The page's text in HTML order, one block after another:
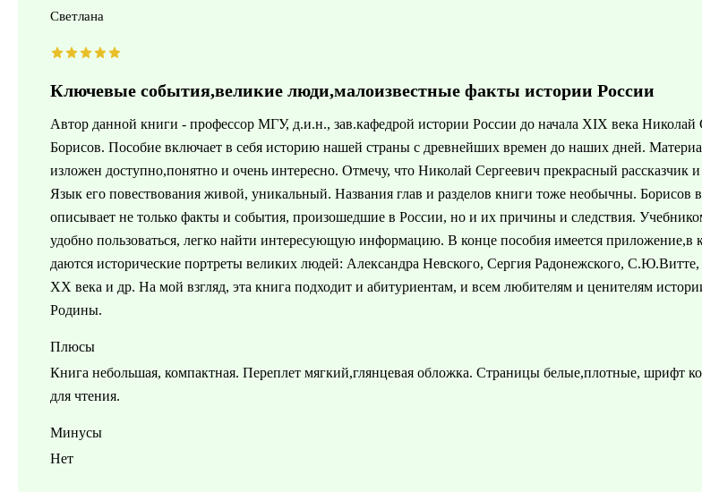
Светлана
Ключевые события,великие люди,малоизвестные факты истории России
Автор данной книги - профессор МГУ, д.и.н., зав.кафедрой истории России до начала XIX века Николай
Борисов. Пособие включает в себя историю нашей страны с древнейших времен до наших дней.
изложен доступно,понятно и очень интересно. Отмечу, что Николай Сергеевич прекрасный рассказчик и
Язык его повествования живой, уникальный. Названия глав и разделов книги тоже необычны. Борисов
описывает не только факты и события, произошедшие в России, но и их причины и следствия.
удобно пользоваться, легко найти интересующую информацию. В конце пособия имеется приложение,в
даются исторические портреты великих людей: Александра Невского, Сергия Радонежского, С.Ю.Витте,
XX века и др. На мой взгляд, эта книга подходит и абитуриентам, и всем любителям и ценителям
Родины.
Плюсы
Книга небольшая, компактная. Переплет мягкий,глянцевая обложка. Страницы белые,плотные, шрифт
для чтения.
Минусы
Нет